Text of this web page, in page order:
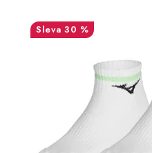
30 %